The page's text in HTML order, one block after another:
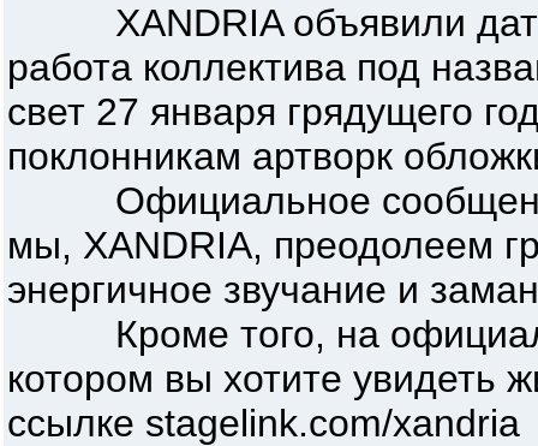
XANDRIA объявили дату
работа коллектива под
свет 27 января грядущего
поклонникам артворк
Официальное
мы, XANDRIA, преодолеем
энергичное звучание и
Кроме того, на
котором вы хотите увидеть
ссылке stagelink.com/xandria